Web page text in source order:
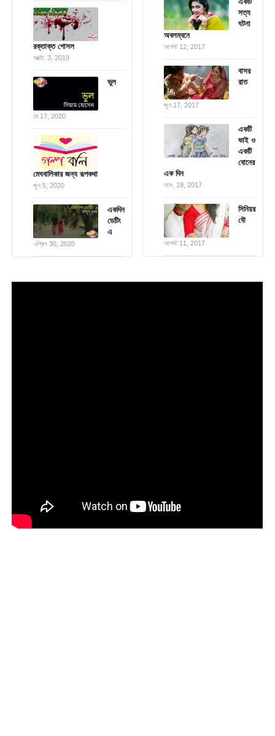
রক্তাক্ত গোসল
অক্টো. 3, 2019
ভুল
মে 17, 2020
মেঘবালিকার জন্য রূপকথা
জুন 5, 2020
একদিন
ডেটিং
এ
এপ্রিল 30, 2020
সত্য
ঘটনা
অবলম্বনে
আগস্ট 12, 2017
বাসর
রাত
জুন 17, 2017
একটি
ভাই ও
একটি
বোনের
এক দিন
নভে. 19, 2017
সিনিয়র
বৌ
আগস্ট 11, 2017